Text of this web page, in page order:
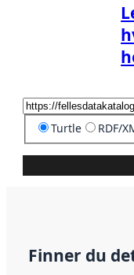
Turtle RDF/
Finner du